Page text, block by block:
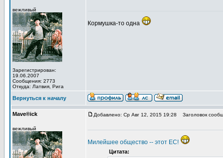
вежливый
Зарегистрирован:
19.06.2007
Сообщения: 2773
Откуда: Латвия, Рига
Кормушка-то одна
Вернуться к началу
Mave®ick
вежливый
Добавлено: Ср Авг 12, 2015 19:28 Заголовок
Милейшее общество -- этот ЕС!
Цитата: